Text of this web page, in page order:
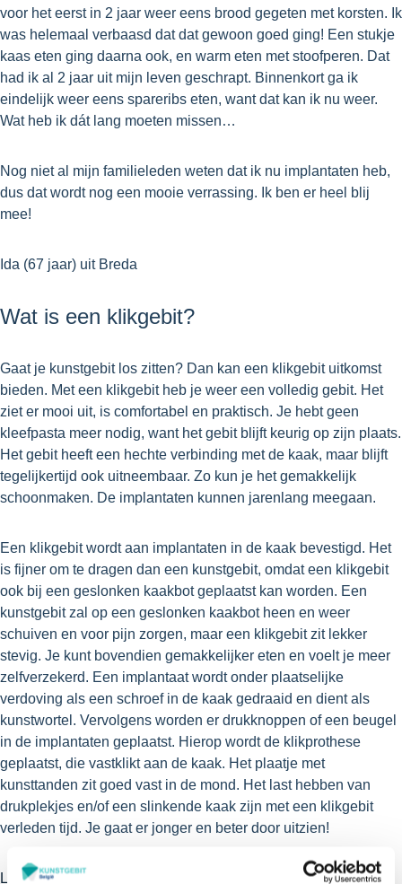
voor het eerst in 2 jaar weer eens brood gegeten met korsten. Ik
was helemaal verbaasd dat dat gewoon goed ging! Een stukje
kaas eten ging daarna ook, en warm eten met stoofperen. Dat
had ik al 2 jaar uit mijn leven geschrapt. Binnenkort ga ik
eindelijk weer eens spareribs eten, want dat kan ik nu weer.
Wat heb ik dát lang moeten missen…
Nog niet al mijn familieleden weten dat ik nu implantaten heb,
dus dat wordt nog een mooie verrassing. Ik ben er heel blij
mee!
Ida (67 jaar) uit Breda
Wat is een klikgebit?
Gaat je kunstgebit los zitten? Dan kan een klikgebit uitkomst
bieden. Met een klikgebit heb je weer een volledig gebit. Het
ziet er mooi uit, is comfortabel en praktisch. Je hebt geen
kleefpasta meer nodig, want het gebit blijft keurig op zijn plaats.
Het gebit heeft een hechte verbinding met de kaak, maar blijft
tegelijkertijd ook uitneembaar. Zo kun je het gemakkelijk
schoonmaken. De implantaten kunnen jarenlang meegaan.
Een klikgebit wordt aan implantaten in de kaak bevestigd. Het
is fijner om te dragen dan een kunstgebit, omdat een klikgebit
ook bij een geslonken kaakbot geplaatst kan worden. Een
kunstgebit zal op een geslonken kaakbot heen en weer
schuiven en voor pijn zorgen, maar een klikgebit zit lekker
stevig. Je kunt bovendien gemakkelijker eten en voelt je meer
zelfverzekerd. Een implantaat wordt onder plaatselijke
verdoving als een schroef in de kaak gedraaid en dient als
kunstwortel. Vervolgens worden er drukknoppen of een beugel
in de implantaten geplaatst. Hierop wordt de klikprothese
geplaatst, die vastklikt aan de kaak. Het plaatje met
kunsttanden zit goed vast in de mond. Het last hebben van
drukplekjes en/of een slinkende kaak zijn met een klikgebit
verleden tijd. Je gaat er jonger en beter door uitzien!
Lees meer over het klikgebit